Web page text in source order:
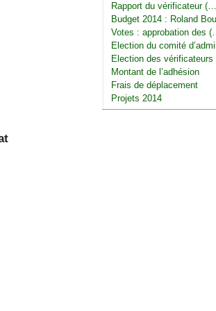
Rapport du vérificateur
Budget 2014 : Roland
Votes : approbation des
Election du comité
Election des
Montant de l’adhésion
Frais de déplacement
Projets 2014